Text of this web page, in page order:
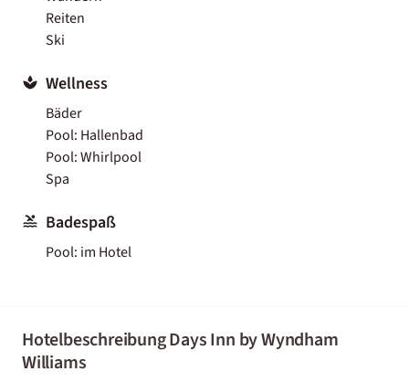
Reiten
Ski
Wellness
Bäder
Pool: Hallenbad
Pool: Whirlpool
Spa
Badespaß
Pool: im Hotel
Hotelbeschreibung Days Inn by Wyndham
Williams